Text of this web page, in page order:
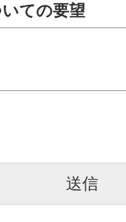
ての要望